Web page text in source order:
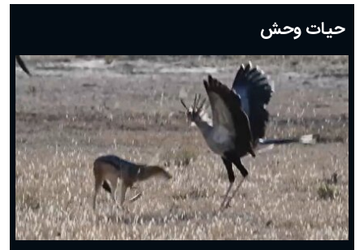
دعای روز بیستم ماه رمضان؛ ۱۹ اسفند ۱۴۰۴
دعای روز هشتم ماه مبارک رمضان؛ ۷ اسفند ماه ۱۴۰۴
دعای روز هفتم ماه رمضان؛ ۶ اسفند ۱۴۰۴
دعای روز ششم ماه رمضان؛ ۵ اسفند ۱۴۰۴
دعای روز پنجم ماه رمضان؛ ۴ اسفند ۱۴۰۴
دعای روز چهارم ماه مبارک رمضان؛ ۳ اسفند ۱۴۰۴
دعای روز سوم ماه مبارک رمضان؛ ۱۴ اسفند ۱۴۰۴
دعای روز دوم ماه مبارک رمضان ۱ اسفند ماه ۱۴۰۴
دعای روز اول ماه مبارک رمضان، ۳۰ بهمن ۱۴۰۴
حضرت زینب(س) چگونه از دنیا رفت؟
بهترین پیامک تبریک روز پدر ۱۴۰۴؛ جملات زیبا و صمیمانه
حیات وحش